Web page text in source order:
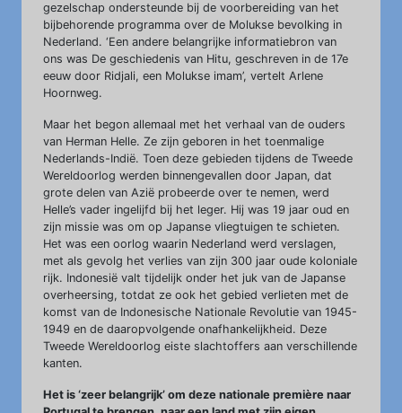
gezelschap ondersteunde bij de voorbereiding van het
bijbehorende programma over de Molukse bevolking in
Nederland. ‘Een andere belangrijke informatiebron van
ons was De geschiedenis van Hitu, geschreven in de 17e
eeuw door Ridjali, een Molukse imam’, vertelt Arlene
Hoornweg.
Maar het begon allemaal met het verhaal van de ouders
van Herman Helle. Ze zijn geboren in het toenmalige
Nederlands-Indië. Toen deze gebieden tijdens de Tweede
Wereldoorlog werden binnengevallen door Japan, dat
grote delen van Azië probeerde over te nemen, werd
Helle’s vader ingelijfd bij het leger. Hij was 19 jaar oud en
zijn missie was om op Japanse vliegtuigen te schieten.
Het was een oorlog waarin Nederland werd verslagen,
met als gevolg het verlies van zijn 300 jaar oude koloniale
rijk. Indonesië valt tijdelijk onder het juk van de Japanse
overheersing, totdat ze ook het gebied verlieten met de
komst van de Indonesische Nationale Revolutie van 1945-
1949 en de daaropvolgende onafhankelijkheid. Deze
Tweede Wereldoorlog eiste slachtoffers aan verschillende
kanten.
Het is ‘zeer belangrijk’ om deze nationale première naar